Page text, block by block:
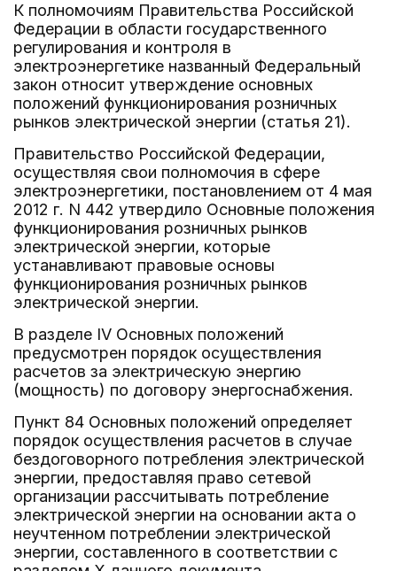
К полномочиям Правительства Российской
Федерации в области государственного
регулирования и контроля в
электроэнергетике названный Федеральный
закон относит утверждение основных
положений функционирования розничных
рынков электрической энергии (статья 21).
Правительство Российской Федерации,
осуществляя свои полномочия в сфере
электроэнергетики, постановлением от 4 мая
2012 г. N 442 утвердило Основные положения
функционирования розничных рынков
электрической энергии, которые
устанавливают правовые основы
функционирования розничных рынков
электрической энергии.
В разделе IV Основных положений
предусмотрен порядок осуществления
расчетов за электрическую энергию
(мощность) по договору энергоснабжения.
Пункт 84 Основных положений определяет
порядок осуществления расчетов в случае
бездоговорного потребления электрической
энергии, предоставляя право сетевой
организации рассчитывать потребление
электрической энергии на основании акта о
неучтенном потреблении электрической
энергии, составленного в соответствии с